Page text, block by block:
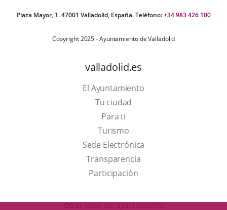
Plaza Mayor, 1. 47001 Valladolid, España. Teléfono:+34 983 426 100
Copyright 2025 - Ayuntamiento de Valladolid
valladolid.es
El Ayuntamiento
Tu ciudad
Para ti
TurismoThis
link
will
open
a
Sede Electrónica
Transparencia
Participación
Otras webs del ayuntamiento